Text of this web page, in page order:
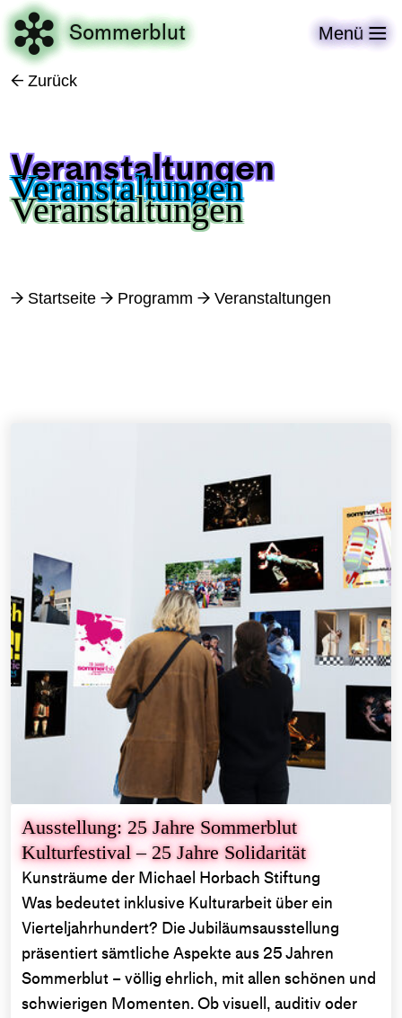
 Sommerblut Menü 
← Zurück
Veranstaltungen
→ Startseite → Programm → Veranstaltungen
Ausstellung: 25 Jahre Sommerblut
Kulturfestival – 25 Jahre Solidarität
Kunsträume der Michael Horbach Stiftung
Was bedeutet inklusive Kulturarbeit über ein
Vierteljahrhundert? Die Jubiläumsausstellung
präsentiert sämtliche Aspekte aus 25 Jahren
Sommerblut – völlig ehrlich, mit allen schönen und
schwierigen Momenten. Ob visuell, auditiv oder